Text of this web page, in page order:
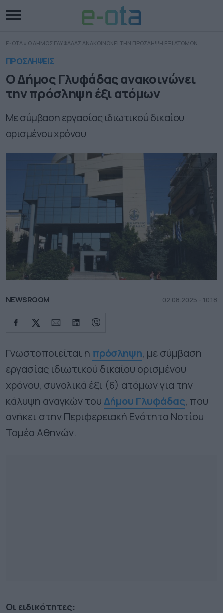
E-OTA » Ο ΔΗΜΟΣ ΓΛΥΦΑΔΑΣ ΑΝΑΚΟΙΝΩΝΕΙ ΤΗΝ ΠΡΟΣΛΗΨΗ ΕΞΙ ΑΤΟΜΩΝ
ΠΡΟΣΛΗΨΕΙΣ
Ο Δήμος Γλυφάδας ανακοινώνει
την πρόσληψη έξι ατόμων
Με σύμβαση εργασίας ιδιωτικού δικαίου
ορισμένου χρόνου
NEWSROOM 02.08.2025 - 10.18
Γνωστοποιείται η πρόσληψη, με σύμβαση
εργασίας ιδιωτικού δικαίου ορισμένου
χρόνου, συνολικά έξι (6) ατόμων για την
κάλυψη αναγκών τουΔήμου Γλυφάδας, που
ανήκει στην Περιφερειακή Ενότητα Νοτίου
Τομέα Αθηνών.
Οι ειδικότητες: